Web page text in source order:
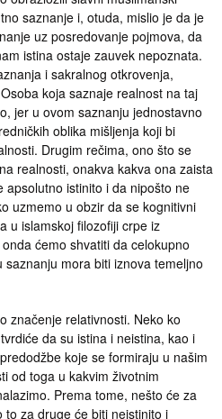
saznanje i, otuda, mislio je da je
uz posredovanje pojmova, da
istina ostaje zauvek nepoznata.
i sakralnog otkrovenja,
koja saznaje realnost na taj
jer u ovom saznanju jednostavno
oblika mišljenja koji bi
Drugim rečima, ono što se
realnosti, onakva kakva ona zaista
apsolutno istinito i da nipošto ne
uzmemo u obzir da se kognitivni
u islamskoj filozofiji crpe iz
ćemo shvatiti da celokupno
mora biti iznova temeljno
značenje relativnosti. Neko ko
da su istina i neistina, kao i
koje se formiraju u našim
od toga u kakvim životnim
Prema tome, nešto će za
za druge će biti neistinito i